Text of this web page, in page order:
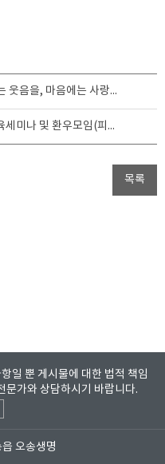
가정의 달 "얼굴에는 웃음을, 마음에는 사랑을"
2025 희귀질환 교육세미나 및 환우모임(피트-홉킨스증후군) 개최안내(5/29)
목록
일 뿐 게시물에 대한 법적 책임
문가와 상담하시기 바랍니다.
오송생명